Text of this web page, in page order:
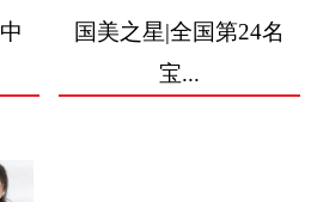
国美之星|全国第24名
宝...